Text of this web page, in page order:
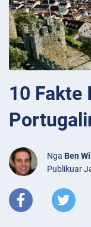
10 Fakte
Nga Ben
Publikuar